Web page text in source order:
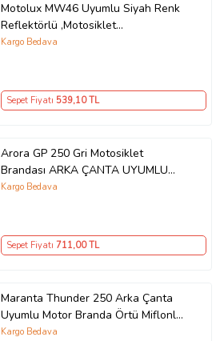
Motolux MW46 Uyumlu Siyah Renk
Reflektörlü ,Motosiklet
Brandası,Motor Branda Motor
Kargo Bedava
Sepet Fiyatı 539,10 TL
Arora GP 250 Gri Motosiklet
Brandası ARKA ÇANTA UYUMLU
DEĞİLDİR
Kargo Bedava
Sepet Fiyatı 711,00 TL
Maranta Thunder 250 Arka Çanta
Uyumlu Motor Branda Örtü Miflonlu
Premium 4 Mevsim Koruma Gri
Kargo Bedava